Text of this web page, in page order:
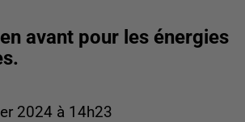
avant pour les énergies
2024 à 14h23